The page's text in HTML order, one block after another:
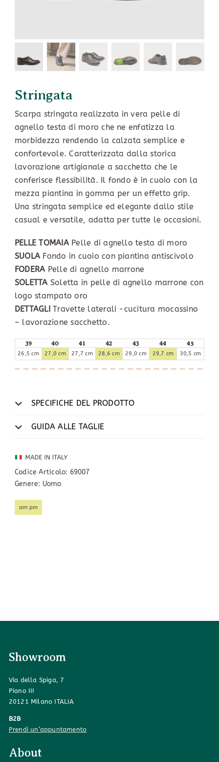
Stringata
Scarpa stringata realizzata in vera pelle di
agnello testa di moro che ne enfatizza la
morbidezza rendendo la calzata semplice e
confortevole. Caratterizzata dalla storica
lavorazione artigianale a sacchetto che le
conferisce flessibilità. Il fondo è in cuoio con la
mezza piantina in gomma per un effetto grip.
Una stringata semplice ed elegante dallo stile
casual e versatile, adatta per tutte le occasioni.
PELLE TOMAIA Pelle di agnello testa di moro
SUOLA Fondo in cuoio con piantina antiscivolo
FODERA Pelle di agnello marrone
SOLETTA Soletta in pelle di agnello marrone con
logo stampato oro
DETTAGLITravette laterali -cucitura mocassino
– lavorazione sacchetto.
39 40 41 42 43 44 45
26,5 cm 27,0 cm 27,7 cm 28,6 cm 29,0 cm 29,7 cm 30,5 cm
SPECIFICHE DEL PRODOTTO
GUIDA ALLE TAGLIE
Codice Articolo: 69007
Genere: Uomo
am:pm
Showroom
Via della Spiga, 7
Piano III
20121 Milano ITALIA
B2B
Prendi un’appuntamento
About